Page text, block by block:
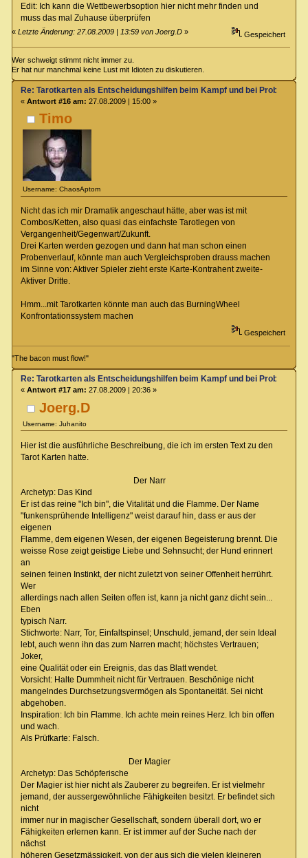
Edit: Ich kann die Wettbewerbsoption hier nicht mehr finden und
muss das mal Zuhause überprüfen
«Letzte Änderung: 27.08.2009 | 13:59 von Joerg.D » Gespeichert
Wer schweigt stimmt nicht immer zu.
Er hat nur manchmal keine Lust mit Idioten zu diskutieren.
Timo
Username: ChaosAptom
Re: Tarotkarten als Entscheidungshilfen beim Kampf und bei Proben
« Antwort #16 am: 27.08.2009 | 15:00 »
Nicht das ich mir Dramatik angeschaut hätte, aber was ist mit
Combos/Ketten, also quasi das einfachste Tarotlegen von
Vergangenheit/Gegenwart/Zukunft.
Drei Karten werden gezogen und dann hat man schon einen
Probenverlauf, könnte man auch Vergleichsproben drauss machen
im Sinne von: Aktiver Spieler zieht erste Karte-Kontrahent zweite-
Aktiver Dritte.
Hmm...mit Tarotkarten könnte man auch das BurningWheel
Konfrontationssystem machen
Gespeichert
"The bacon must flow!"
Joerg.D
Username: Juhanito
Re: Tarotkarten als Entscheidungshilfen beim Kampf und bei Proben
« Antwort #17 am: 27.08.2009 | 20:36 »
Hier ist die ausführliche Beschreibung, die ich im ersten Text zu den
Tarot Karten hatte.
Der Narr
Archetyp: Das Kind
Er ist das reine "Ich bin", die Vitalität und die Flamme. Der Name
"funkensprühende Intelligenz" weist darauf hin, dass er aus der
eigenen
Flamme, dem eigenen Wesen, der eigenen Begeisterung brennt. Die
weisse Rose zeigt geistige Liebe und Sehnsucht; der Hund erinnert
an
seinen feinen Instinkt, der nicht zuletzt von seiner Offenheit herrührt.
Wer
allerdings nach allen Seiten offen ist, kann ja nicht ganz dicht sein...
Eben
typisch Narr.
Stichworte: Narr, Tor, Einfaltspinsel; Unschuld, jemand, der sein Ideal
lebt, auch wenn ihn das zum Narren macht; höchstes Vertrauen;
Joker,
eine Qualität oder ein Ereignis, das das Blatt wendet.
Vorsicht: Halte Dummheit nicht für Vertrauen. Beschönige nicht
mangelndes Durchsetzungsvermögen als Spontaneität. Sei nicht
abgehoben.
Inspiration: Ich bin Flamme. Ich achte mein reines Herz. Ich bin offen
und wach.
Als Prüfkarte: Falsch.
Der Magier
Archetyp: Das Schöpferische
Der Magier ist hier nicht als Zauberer zu begreifen. Er ist vielmehr
jemand, der aussergewöhnliche Fähigkeiten besitzt. Er befindet sich
nicht
immer nur in magischer Gesellschaft, sondern überall dort, wo er
Fähigkeiten erlernen kann. Er ist immer auf der Suche nach der
nächst
höheren Gesetzmässigkeit, von der aus sich die vielen kleineren